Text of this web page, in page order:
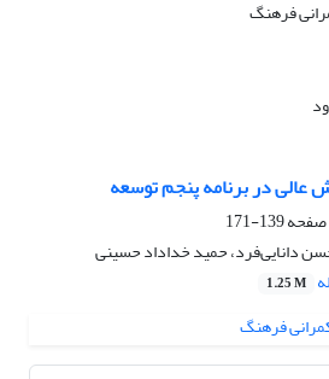
در برنامه پنجم توسعه
139-171
دانایی‌فرد، حمید خداداد حسینی
1.25 M